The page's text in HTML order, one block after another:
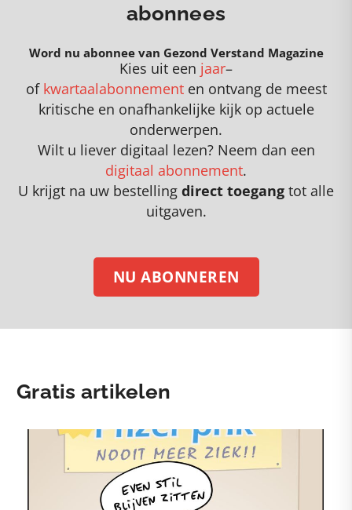
abonnees
Word nu abonnee van Gezond Verstand Magazine
Kies uit een jaar–
of kwartaalabonnementen ontvang de meest
kritische en onafhankelijke kijk op actuele
onderwerpen.
Wilt u liever digitaal lezen? Neem dan een
digitaal abonnement.
U krijgt na uw bestelling direct toegang tot alle
uitgaven.
NU ABONNEREN
Gratis artikelen